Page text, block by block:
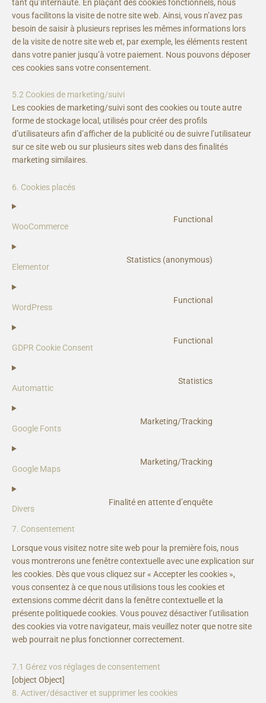
tant qu’internaute. En plaçant des cookies fonctionnels, nous
vous facilitons la visite de notre site web. Ainsi, vous n’avez pas
besoin de saisir à plusieurs reprises les mêmes informations lors
de la visite de notre site web et, par exemple, les éléments restent
dans votre panier jusqu’à votre paiement. Nous pouvons déposer
ces cookies sans votre consentement.
5.2 Cookies de marketing/suivi
Les cookies de marketing/suivi sont des cookies ou toute autre
forme de stockage local, utilisés pour créer des profils
d’utilisateurs afin d’afficher de la publicité ou de suivre l’utilisateur
sur ce site web ou sur plusieurs sites web dans des finalités
marketing similaires.
6. Cookies placés
WooCommerce
Functional
Elementor
Statistics (anonymous)
WordPress
Functional
GDPR Cookie Consent
Functional
Automattic
Statistics
Google Fonts
Marketing/Tracking
Google Maps
Marketing/Tracking
Divers
Finalité en attente d’enquête
7. Consentement
Lorsque vous visitez notre site web pour la première fois, nous
vous montrerons une fenêtre contextuelle avec une explication sur
les cookies. Dès que vous cliquez sur « Accepter les cookies »,
vous consentez à ce que nous utilisions tous les cookies et
extensions comme décrit dans la fenêtre contextuelle et la
présente politiquede cookies. Vous pouvez désactiver l’utilisation
des cookies via votre navigateur, mais veuillez noter que notre site
web pourrait ne plus fonctionner correctement.
7.1 Gérez vos réglages de consentement
[object Object]
8. Activer/désactiver et supprimer les cookies